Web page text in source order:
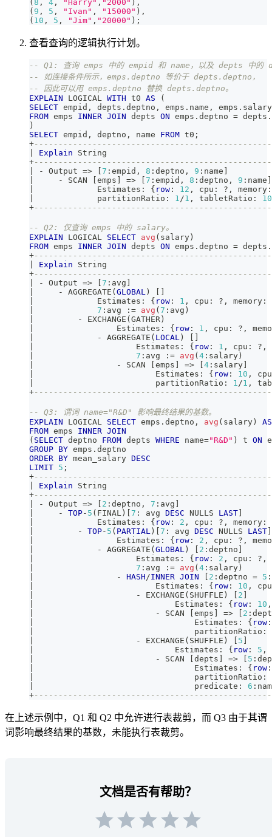
(8 , 4 , "Harry" , "2000" ) ,
( 9 , 5 , "Ivan" , "15000" ) ,
( 10 , 5 , "Jim" , "20000" ) ;
查看查询的逻辑执行计划。
-- Q1: 查询 emps 中的 empid 和 name，以及 depts 中的
-- 如连接条件所示，emps.deptno 等价于 depts.deptno，
-- 因此可以用 emps.deptno 替换 depts.deptno。
EXPLAIN LOGICAL WITH t0 AS
(
SELECT empid , depts . deptno , emps . name , emps . salary
FROM emps INNER JOIN depts ON emps . deptno = depts .
)
SELECT empid , deptno , name FROM t0 ;
+
Explain
+
- Output => [7 :empid , 8 :deptno , 9 :name ]
- SCAN [emps ] => [7 :empid , 8 :deptno , 9 :name ]
             Estimates: {
row : 12 , cpu: ? ,
             partitionRatio:
1 /1 , tabletRatio: 10
+
-- Q2: 仅查询 emps 中的 salary。
EXPLAIN LOGICAL SELECT avg ( salary)
FROM emps INNER JOIN depts ON emps . deptno = depts .
+
Explain
+
- Output => [7 :avg ]
- AGGREGATE (GLOBAL ) [ ]
             Estimates: {
row : 1 , cpu: ? ,
memory:
7 :avg : = avg (7 :avg )
- EXCHANGE (GATHER )
                 Estimates: {
row : 1 , cpu: ? ,
- AGGREGATE ( LOCAL ) [ ]
                     Estimates: {
row : 1 , cpu: ? ,
7 :avg : = avg (4 :salary)
- SCAN [emps ] => [4 :salary]
                         Estimates: {
row : 10 ,
                         partitionRatio:
1 /1 ,
+
-- Q3: 谓词 name="R&D" 影响最终结果的基数。
EXPLAIN LOGICAL SELECT emps . deptno , avg ( salary)
AS
FROM emps INNER JOIN
( SELECT deptno FROM depts WHERE name="R&D" ) t ON
GROUP BY emps . deptno
ORDER BY mean_salary DESC
LIMIT 5 ;
+
Explain
+
- Output => [ 2 :deptno , 7 :avg ]
- TOP- 5 ( FINAL ) [7 : avg DESC NULLS LAST]
             Estimates: {
row : 2 , cpu: ? ,
memory:
- TOP- 5 ( PARTIAL ) [7 : avg DESC NULLS LAST]
                 Estimates: {
row : 2 , cpu: ? ,
- AGGREGATE (GLOBAL ) [ 2 :deptno ]
                     Estimates: {
row : 2 , cpu: ? ,
7 :avg : = avg (4 :salary)
- HASH /INNER JOIN [ 2 :deptno = 5
                         Estimates: {
row : 10 ,
- EXCHANGE ( SHUFFLE ) [ 2 ]
                             Estimates: {
row : 10 ,
- SCAN [emps ] => [ 2
                                 Estimates: {
row
                                 partitionRatio:
- EXCHANGE ( SHUFFLE ) [ 5 ]
                             Estimates: {
row : 5 ,
- SCAN [depts ] => [ 5
                                 Estimates: {
row
                                 partitionRatio:
                                 predicate:
6
+
在上述示例中，Q1 和 Q2 中允许进行表裁剪，而 Q3 由于其谓
词影响最终结果的基数，未能执行表裁剪。
文档是否有帮助？